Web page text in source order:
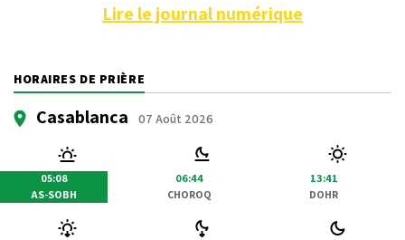
Lire le journal numérique
HORAIRES DE PRIÈRE
Casablanca 07 Août 2026
05:08
AS-SOBH
06:44
CHOROQ
13:41
DOHR